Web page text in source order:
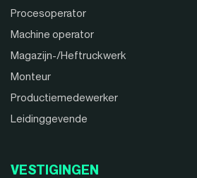
Procesoperator
Machine operator
Magazijn-/Heftruckwerk
Monteur
Productiemedewerker
Leidinggevende
VESTIGINGEN